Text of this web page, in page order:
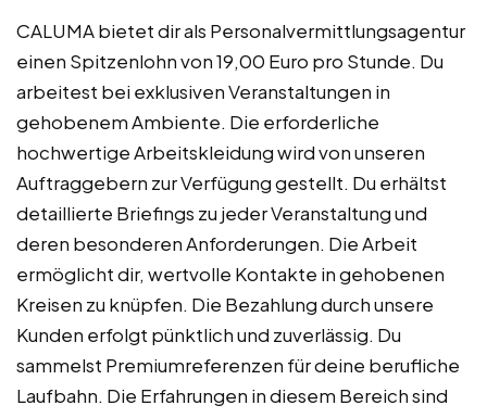
CALUMA bietet dir als Personalvermittlungsagentur
einen Spitzenlohn von 19,00 Euro pro Stunde. Du
arbeitest bei exklusiven Veranstaltungen in
gehobenem Ambiente. Die erforderliche
hochwertige Arbeitskleidung wird von unseren
Auftraggebern zur Verfügung gestellt. Du erhältst
detaillierte Briefings zu jeder Veranstaltung und
deren besonderen Anforderungen. Die Arbeit
ermöglicht dir, wertvolle Kontakte in gehobenen
Kreisen zu knüpfen. Die Bezahlung durch unsere
Kunden erfolgt pünktlich und zuverlässig. Du
sammelst Premiumreferenzen für deine berufliche
Laufbahn. Die Erfahrungen in diesem Bereich sind